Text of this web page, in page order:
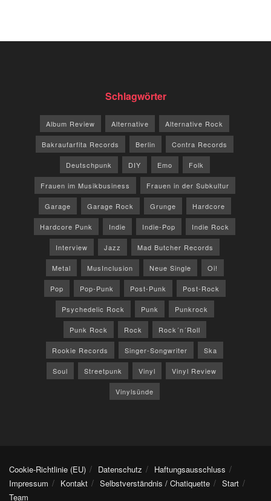
Schlagwörter
Album Review Alternative Alternative Rock
Bakraufarfita Records Berlin Contra Records
Deutschpunk DIY Emo Folk
Frauen im Musikbusiness Frauen in der Subkultur
Garage Garage Rock Grunge Hardcore
Hardcore Punk Indie Indie-Pop Indie Rock
Interview Jazz Mad Butcher Records
Metal MusInclusion Neue Single Oi!
Pop Pop-Punk Post-Punk Post-Rock
Psychedelic Rock Punk Punkrock
Punk Rock Rock Rock´n´Roll
Rookie Records Singer-Songwriter Ska
Soul Streetpunk Vinyl Vinyl Review
Vinylsünde
Cookie-Richtlinie (EU) Datenschutz
Haftungsausschluss
Impressum
Kontakt Selbstverständnis / Chatiquette
Start
Team